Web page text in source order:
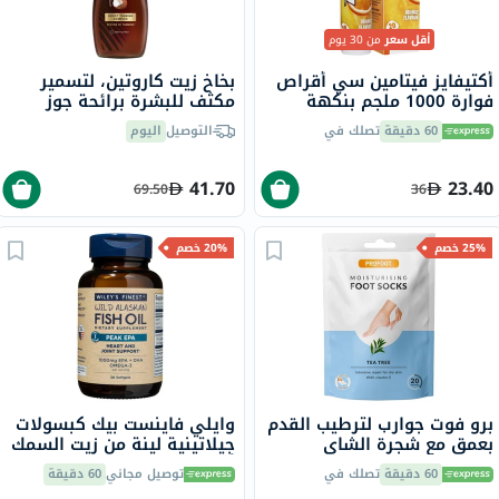
أقل سعرمن 30 يوم
أكتيفايز فيتامين سي أقراص
فوارة 1000 ملجم بنكهة
البرتقال حزمة من 20
60 دقيقة تصلك في
23.40
36
بخاخ زيت كاروتين، لتسمير
مكثف للبشرة برائحة جوز
الهند، 200 مل
التوصيل اليوم
41.70
69.50
25% خصم
برو فوت جوارب لترطيب القدم
بعمق مع شجرة الشاي
وفيتامين E لإصلاح البشرة
الجافة،حزمه من زوج واحد
60 دقيقة تصلك في
20% خصم
وايلي فاينست بيك كبسولات
جيلاتينية لينة من زيت السمك
أوميغا 3 بتركيز 1000 ملجم
من حمض إيكوسابنتينويك
توصيل مجاني60 دقيقة